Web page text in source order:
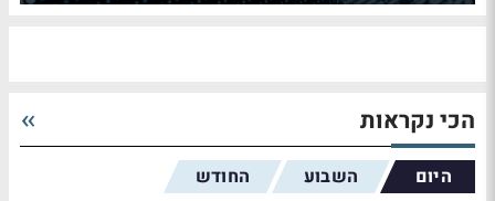
הכי נקראות
היום השבוע החודש